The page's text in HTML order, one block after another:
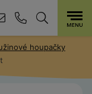
houpačky